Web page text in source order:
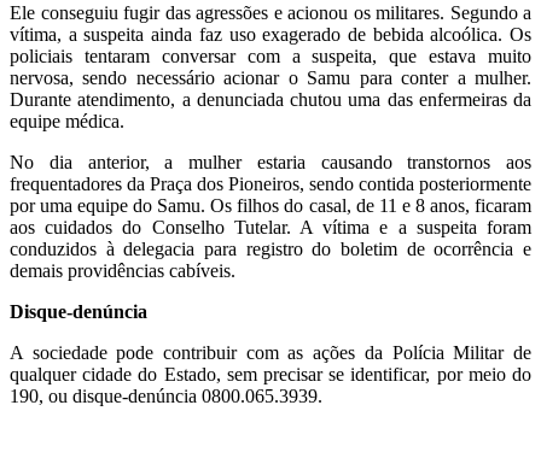
Ele conseguiu fugir das agressões e acionou os militares. Segundo a
vítima, a suspeita ainda faz uso exagerado de bebida alcoólica. Os
policiais tentaram conversar com a suspeita, que estava muito
nervosa, sendo necessário acionar o Samu para conter a mulher.
Durante atendimento, a denunciada chutou uma das enfermeiras da
equipe médica.
No dia anterior, a mulher estaria causando transtornos aos
frequentadores da Praça dos Pioneiros, sendo contida posteriormente
por uma equipe do Samu. Os filhos do casal, de 11 e 8 anos, ficaram
aos cuidados do Conselho Tutelar. A vítima e a suspeita foram
conduzidos à delegacia para registro do boletim de ocorrência e
demais providências cabíveis.
Disque-denúncia
A sociedade pode contribuir com as ações da Polícia Militar de
qualquer cidade do Estado, sem precisar se identificar, por meio do
190, ou disque-denúncia 0800.065.3939.